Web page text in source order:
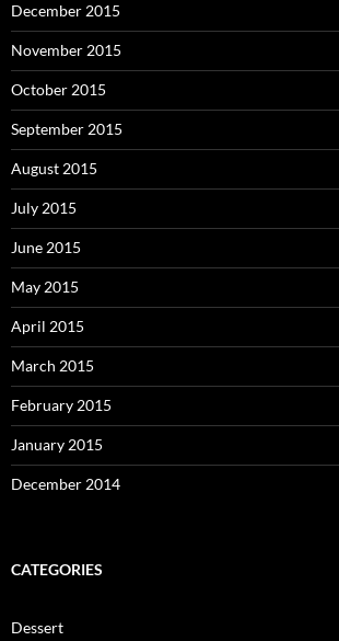
December 2015
November 2015
October 2015
September 2015
August 2015
July 2015
June 2015
May 2015
April 2015
March 2015
February 2015
January 2015
December 2014
CATEGORIES
Dessert